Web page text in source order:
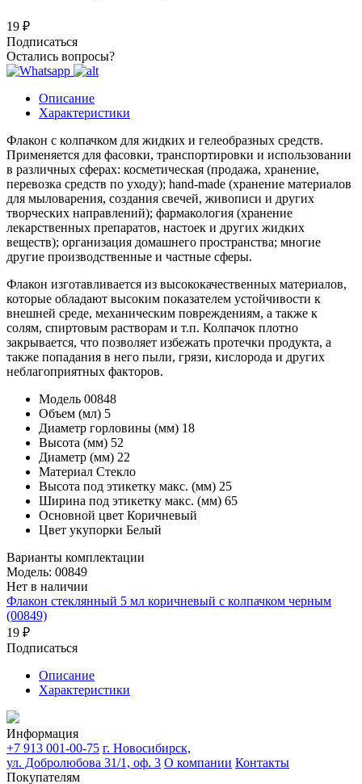
19 ₽
Подписаться
Остались вопросы?
Описание
Характеристики
Флакон с колпачком для жидких и гелеобразных средств.
Применяется для фасовки, транспортировки и использовании
в различных сферах: косметическая (продажа, хранение,
перевозка средств по уходу); hand-made (хранение материалов
для мыловарения, создания свечей, живописи и других
творческих направлений); фармакология (хранение
лекарственных препаратов, настоек и других жидких
веществ); организация домашнего пространства; многие
другие производственные и частные сферы.
Флакон изготавливается из высококачественных материалов,
которые обладают высоким показателем устойчивости к
внешней среде, механическим повреждениям, а также к
солям, спиртовым растворам и т.п. Колпачок плотно
закрывается, что позволяет избежать протечки продукта, а
также попадания в него пыли, грязи, кислорода и других
неблагоприятных факторов.
Модель 00848
Объем (мл) 5
Диаметр горловины (мм) 18
Высота (мм) 52
Диаметр (мм) 22
Материал Стекло
Высота под этикетку макс. (мм) 25
Ширина под этикетку макс. (мм) 65
Основной цвет Коричневый
Цвет укупорки Белый
Варианты комплектации
Модель: 00849
Нет в наличии
Флакон стеклянный 5 мл коричневый с колпачком черным
(00849)
19 ₽
Подписаться
Описание
Характеристики
Информация
+7 913 001-00-75 г. Новосибирск,
ул. Добролюбова 31/1, оф. 3 О компании Контакты
Покупателям